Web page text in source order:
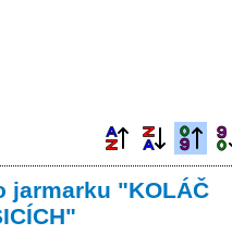
jarmarku "KOLÁČ